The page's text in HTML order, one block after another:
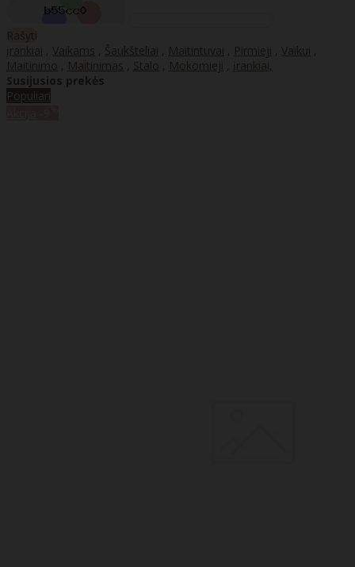
Rašyti
įrankiai , Vaikams , Šaukšteliai , Maitintuvai , Pirmieji , Vaikui ,
Maitinimo , Maitinimas , Stalo , Mokomieji , įrankiai,
Susijusios prekės
Populiari